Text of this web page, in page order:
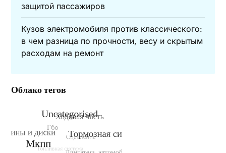
защитой пассажиров
Кузов электромобиля против классического:
в чем разница по прочности, весу и скрытым
расходам на ремонт
Облако тегов